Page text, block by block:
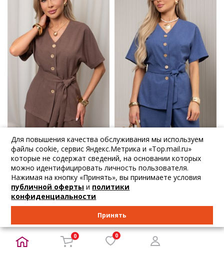
3 078₽ 3 240 ₽
Valentina
Жакет льняной ш...
42 44
В корзину
3 078₽ 3 240₽
Valentina
Жакет льняной с...
42 44 46 50 52 54 56
НОВИНКА
Для повышения качества обслуживания мы используем
файлы cookie, сервис Яндекс.Метрика и «Top.mail.ru»
которые не содержат сведений, на основании которых
можно идентифицировать личность пользователя.
Нажимая на кнопку «Принять», вы принимаете условия
публичной оферты и политики
конфиденциальности
Принять
0 0